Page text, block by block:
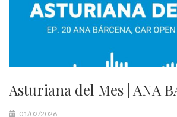
Asturiana del Mes | ANA
01/02/2026